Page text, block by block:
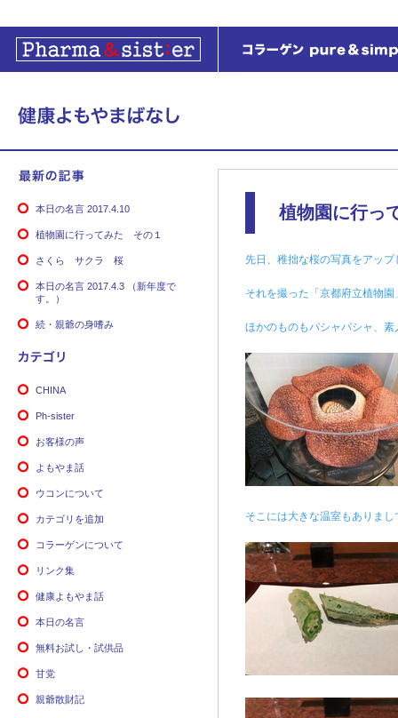
植物園に行っ
先日、稚拙な桜の写真をアッ
それを撮った「京都府立植物
ほかのものもパシャパシャ、
そこには大きな温室もありま
本日の名言 2017.4.10
植物園に行ってみた その１
さくら サクラ 桜
本日の名言 2017.4.3 （新年度で
す。）
続・親爺の身嗜み
CHINA
Ph-sister
お客様の声
よもやま話
ウコンについて
カテゴリを追加
コラーゲンについて
リンク集
健康よもやま話
本日の名言
無料お試し・試供品
甘党
親爺散財記